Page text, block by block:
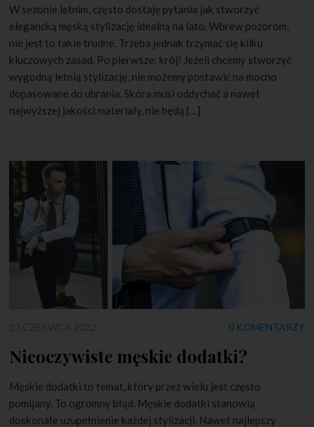
W sezonie letnim, często dostaję pytania jak stworzyć
elegancką męską stylizację idealną na lato. Wbrew pozorom,
nie jest to takie trudne. Trzeba jednak trzymać się kilku
kluczowych zasad. Po pierwsze: krój! Jeżeli chcemy stworzyć
wygodną letnią stylizację, nie możemy postawić na mocno
dopasowane do ubrania. Skóra musi oddychać a nawet
najwyższej jakości materiały, nie będą […]
0 KOMENTARZY
Nieoczywiste męskie dodatki?
Męskie dodatki to temat, który przez wielu jest często
pomijany. To ogromny błąd. Męskie dodatki stanowią
doskonałe uzupełnienie każdej stylizacji. Nawet najlepszy